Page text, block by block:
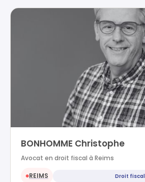
BONHOMME Christophe
Avocat en droit fiscal à Reims
●REIMS Droit fiscal